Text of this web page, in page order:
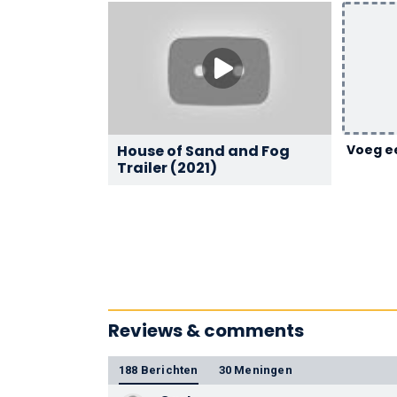
House of Sand and Fog
Trailer (2021)
Voeg
Reviews & comments
188 Berichten 30 Meningen